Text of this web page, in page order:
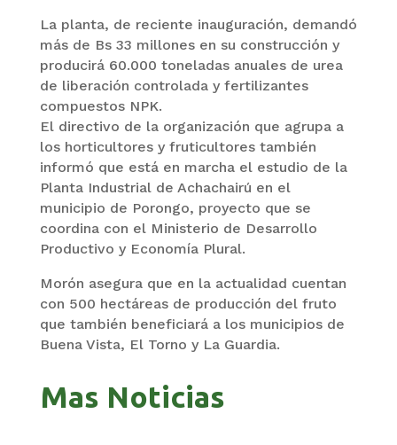
La planta, de reciente inauguración, demandó
más de Bs 33 millones en su construcción y
producirá 60.000 toneladas anuales de urea
de liberación controlada y fertilizantes
compuestos NPK.
El directivo de la organización que agrupa a
los horticultores y fruticultores también
informó que está en marcha el estudio de la
Planta Industrial de Achachairú en el
municipio de Porongo, proyecto que se
coordina con el Ministerio de Desarrollo
Productivo y Economía Plural.
Morón asegura que en la actualidad cuentan
con 500 hectáreas de producción del fruto
que también beneficiará a los municipios de
Buena Vista, El Torno y La Guardia.
Mas Noticias